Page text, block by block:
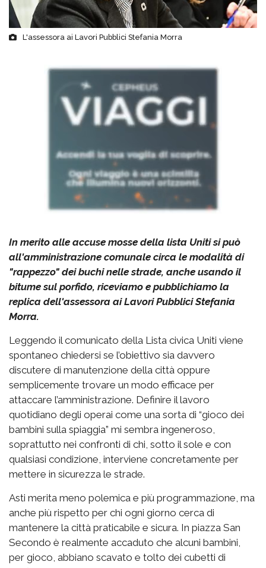
L'assessora ai Lavori Pubblici Stefania Morra
In merito alle accuse mosse della lista Uniti si può
all'amministrazione comunale circa le modalità di
"rappezzo" dei buchi nelle strade, anche usando il
bitume sul porfido, riceviamo e pubblichiamo la
replica dell'assessora ai Lavori Pubblici Stefania
Morra.
Leggendo il comunicato della Lista civica Uniti viene
spontaneo chiedersi se l’obiettivo sia davvero
discutere di manutenzione della città oppure
semplicemente trovare un modo efficace per
attaccare l’amministrazione. Definire il lavoro
quotidiano degli operai come una sorta di “gioco dei
bambini sulla spiaggia” mi sembra ingeneroso,
soprattutto nei confronti di chi, sotto il sole e con
qualsiasi condizione, interviene concretamente per
mettere in sicurezza le strade.
Asti merita meno polemica e più programmazione, ma
anche più rispetto per chi ogni giorno cerca di
mantenere la città praticabile e sicura. In piazza San
Secondo è realmente accaduto che alcuni bambini,
per gioco, abbiano scavato e tolto dei cubetti di